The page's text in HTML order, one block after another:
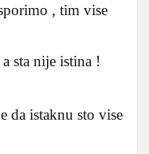
, tim vise
sta nije istina !
da istaknu sto vise